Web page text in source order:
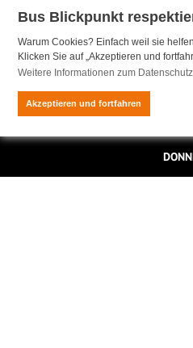
Bus Blickpunkt
Warum Cookies? Einfach weil sie
Klicken Sie auf „Akzeptieren und
Weitere Informationen zum Datenschutz
Akzeptieren und fortfahren